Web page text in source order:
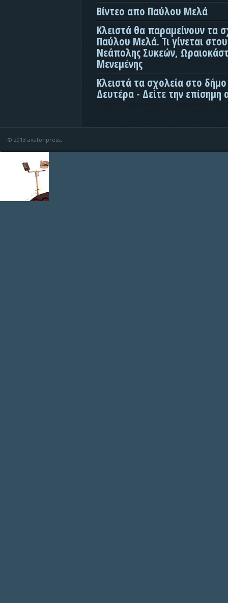
Βίντεο απο Παύλου Μελά
Κλειστά θα παραμείνουν τα
Παύλου Μελά. Τι γίνεται
Νεάπολης Συκεών,
Μενεμένης
Κλειστά τα σχολεία στο
Δευτέρα - Δείτε την επίσημη
© 2013 avatonpress.